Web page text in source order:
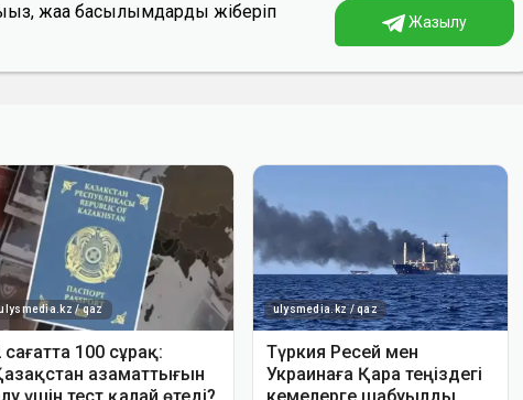
жаңа басылымдарды жіберіп
Жазылу